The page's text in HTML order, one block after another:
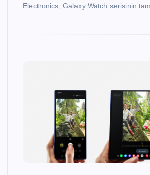
Electronics, Galaxy Watch serisinin